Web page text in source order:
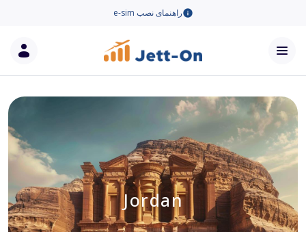
راهنمای نصب e-sim
Jordan